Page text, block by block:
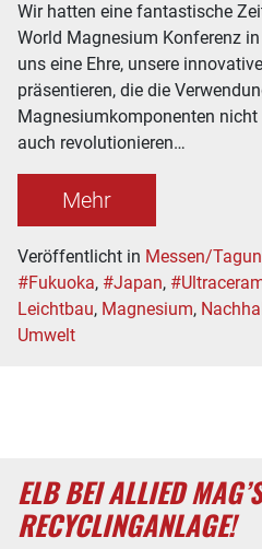
Wir hatten eine fantastische
World Magnesium Konferenz
uns eine Ehre, unsere
präsentieren, die die
Magnesiumkomponenten
auch revolutionieren…
Mehr
Veröffentlicht in Messen/
#Fukuoka, #Japan,
Leichtbau, Magnesium,
Umwelt
ELB BEI ALLIED
RECYCLINGANLAGE!